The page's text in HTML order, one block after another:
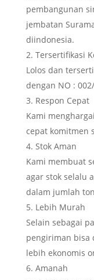
pembangunan
jembatan
diindonesia.
Tersertifikasi
Lolos dan
dengan NO :
Respon Cepat
Kami
cepat komitmen
Stok Aman
Kami membuat
agar stok selalu
dalam jumlah
Lebih Murah
Selain sebagai
pengiriman bisa
lebih ekonomis
Amanah